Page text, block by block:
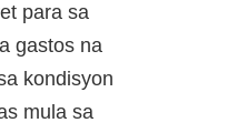
para sa
gastos na
kondisyon
mula sa